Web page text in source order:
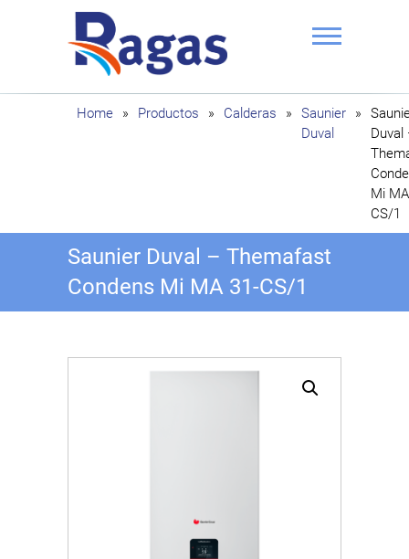
Ragas
Home » Productos » Calderas »
Saunier
Duval
»
Duval
Mi
CS/1
Saunier Duval – Themafast
Condens Mi MA 31-CS/1